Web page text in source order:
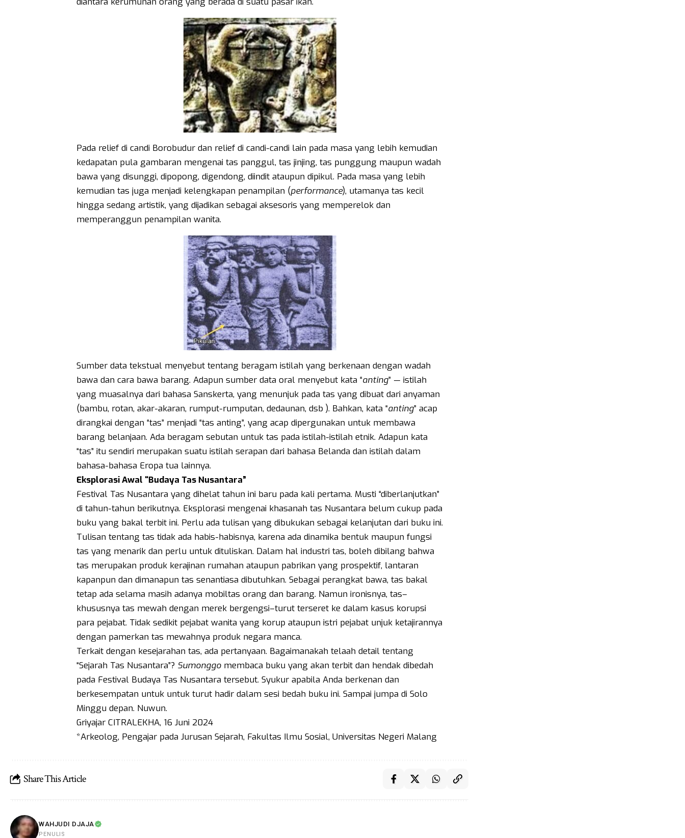
Pada relief di candi Borobudur dan relief di candi-candi lain pada masa yang lebih kemudian
kedapatan pula gambaran mengenai tas panggul, tas jinjing, tas punggung maupun wadah
bawa yang disunggi, dipopong, digendong, diindit ataupun dipikul. Pada masa yang lebih
kemudian tas juga menjadi kelengkapan penampilan (performance), utamanya tas kecil
hingga sedang artistik, yang dijadikan sebagai aksesoris yang memperelok dan
memperanggun penampilan wanita.
Sumber data tekstual menyebut tentang beragam istilah yang berkenaan dengan wadah
bawa dan cara bawa barang. Adapun sumber data oral menyebut kata “anting” — istilah
yang muasalnya dari bahasa Sanskerta, yang menunjuk pada tas yang dibuat dari anyaman
(bambu, rotan, akar-akaran, rumput-rumputan, dedaunan, dsb ). Bahkan, kata “anting” acap
dirangkai dengan “tas” menjadi “tas anting”, yang acap dipergunakan untuk membawa
barang belanjaan. Ada beragam sebutan untuk tas pada istilah-istilah etnik. Adapun kata
“tas” itu sendiri merupakan suatu istilah serapan dari bahasa Belanda dan istilah dalam
bahasa-bahasa Eropa tua lainnya.
Eksplorasi Awal “Budaya Tas Nusantara”
Festival Tas Nusantara yang dihelat tahun ini baru pada kali pertama. Musti “diberlanjutkan”
di tahun-tahun berikutnya. Eksplorasi mengenai khasanah tas Nusantara belum cukup pada
buku yang bakal terbit ini. Perlu ada tulisan yang dibukukan sebagai kelanjutan dari buku ini.
Tulisan tentang tas tidak ada habis-habisnya, karena ada dinamika bentuk maupun fungsi
tas yang menarik dan perlu untuk dituliskan. Dalam hal industri tas, boleh dibilang bahwa
tas merupakan produk kerajinan rumahan ataupun pabrikan yang prospektif, lantaran
kapanpun dan dimanapun tas senantiasa dibutuhkan. Sebagai perangkat bawa, tas bakal
tetap ada selama masih adanya mobiltas orang dan barang. Namun ironisnya, tas–
khususnya tas mewah dengan merek bergengsi–turut terseret ke dalam kasus korupsi
para pejabat. Tidak sedikit pejabat wanita yang korup ataupun istri pejabat unjuk ketajirannya
dengan pamerkan tas mewahnya produk negara manca.
Terkait dengan kesejarahan tas, ada pertanyaan. Bagaimanakah telaah detail tentang
“Sejarah Tas Nusantara”? Sumonggomembaca buku yang akan terbit dan hendak dibedah
pada Festival Budaya Tas Nusantara tersebut. Syukur apabila Anda berkenan dan
berkesempatan untuk untuk turut hadir dalam sesi bedah buku ini. Sampai jumpa di Solo
Minggu depan. Nuwun.
Griyajar CITRALEKHA, 16 Juni 2024
*Arkeolog, Pengajar pada Jurusan Sejarah, Fakultas Ilmu Sosial, Universitas Negeri Malang
Share This Article
WAHJUDI DJAJA
PENULIS